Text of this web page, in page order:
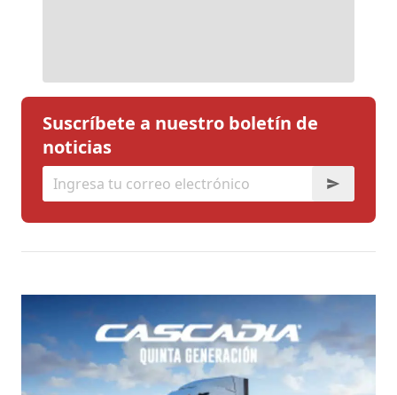
Suscríbete a nuestro boletín de
noticias